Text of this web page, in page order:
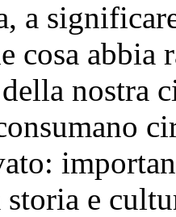
a
cosa abbia
nostra
e